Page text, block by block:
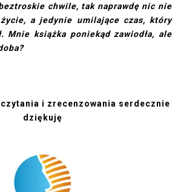
chwile, tak naprawdę nic nie
a jedynie umilające czas, który
Mnie książka poniekąd zawiodła, ale
i zrecenzowania serdecznie
dziękuję